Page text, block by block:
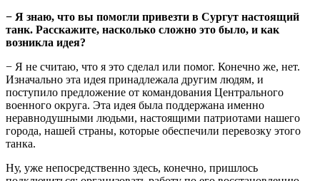
− Я знаю, что вы помогли привезти в Сургут настоящий
танк. Расскажите, насколько сложно это было, и как
возникла идея?
− Я не считаю, что я это сделал или помог. Конечно же, нет.
Изначально эта идея принадлежала другим людям, и
поступило предложение от командования Центрального
военного округа. Эта идея была поддержана именно
неравнодушными людьми, настоящими патриотами нашего
города, нашей страны, которые обеспечили перевозку этого
танка.
Ну, уже непосредственно здесь, конечно, пришлось